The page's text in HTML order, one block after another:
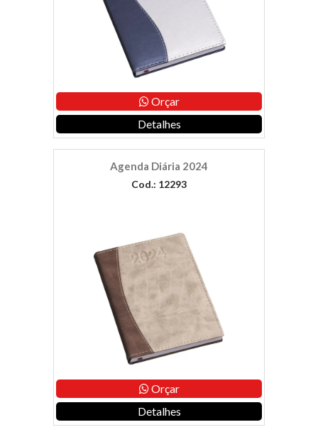
Orçar
Detalhes
Agenda Diária 2024
Cod.: 12293
Orçar
Detalhes